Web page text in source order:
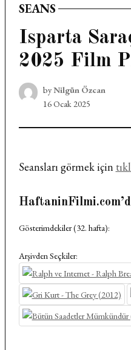
POSTED
IN
SEANS
Isparta
2025 Film
byNilgün Özcan
16 Ocak 2025
Seansları görmek için
Gösterimdekiler (32. hafta):
Arşivden Seçkiler: